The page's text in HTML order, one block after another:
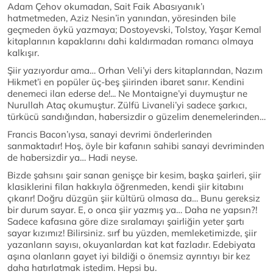
Adam Çehov okumadan, Sait Faik Abasıyanık’ı
hatmetmeden, Aziz Nesin’in yanından, yöresinden bile
geçmeden öykü yazmaya; Dostoyevski, Tolstoy, Yaşar Kemal
kitaplarının kapaklarını dahi kaldırmadan romancı olmaya
kalkışır.
Şiir yazıyordur ama… Orhan Veli’yi ders kitaplarından, Nazım
Hikmet’i en popüler üç-beş şiirinden ibaret sanır. Kendini
denemeci ilan ederse de!... Ne Montaigne’yi duymuştur ne
Nurullah Ataç okumuştur. Zülfü Livaneli’yi sadece şarkıcı,
türkücü sandığından, habersizdir o güzelim denemelerinden…
Francis Bacon’ıysa, sanayi devrimi önderlerinden
sanmaktadır! Hoş, öyle bir kafanın sahibi sanayi devriminden
de habersizdir ya… Hadi neyse.
Bizde şahsını şair sanan genişçe bir kesim, başka şairleri, şiir
klasiklerini filan hakkıyla öğrenmeden, kendi şiir kitabını
çıkarır! Doğru düzgün şiir kültürü olmasa da… Bunu gereksiz
bir durum sayar. E, o onca şiir yazmış ya… Daha ne yapsın?!
Sadece kafasına göre dize sıralamayı şairliğin yeter şartı
sayar kızımız! Bilirsiniz. sırf bu yüzden, memleketimizde, şiir
yazanların sayısı, okuyanlardan kat kat fazladır. Edebiyata
aşına olanların gayet iyi bildiği o önemsiz ayrıntıyı bir kez
daha hatırlatmak istedim. Hepsi bu.